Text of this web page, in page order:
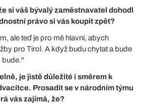
si váš bývalý zaměstnavatel dohodl
právo si vás koupit zpět?
ale teď je pro mě hlavní, abych
pro Tirol. A když budu chytat a bude
bude."
je jistě důležité i směrem k
Prosadit se v národním týmu
vás zajímá, že?